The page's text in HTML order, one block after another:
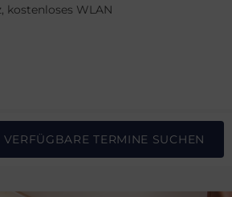
kostenloses WLAN
VERFÜGBARE TERMINE SUCHEN